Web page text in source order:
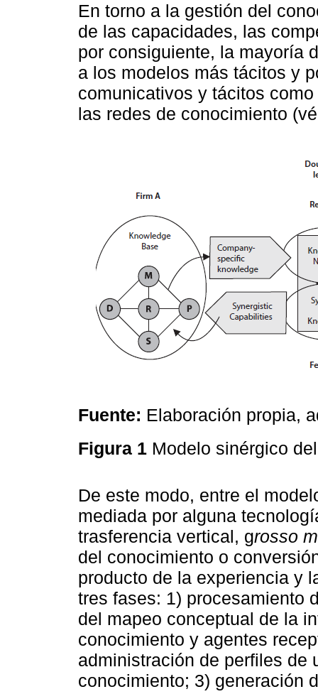
En torno a la gestión del
de las capacidades, las
por consiguiente, la mayoría
a los modelos más tácitos y
comunicativos y tácitos
las redes de conocimiento
Fuente: Elaboración propia,
Figura 1 Modelo sinérgico
De este modo, entre el
mediada por alguna
trasferencia vertical, grosso
del conocimiento o
producto de la experiencia y
tres fases: 1) procesamiento
del mapeo conceptual de la
conocimiento y agentes
administración de perfiles de
conocimiento; 3) generación